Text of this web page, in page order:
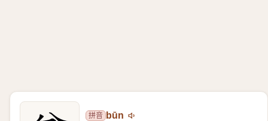
拼音 būn